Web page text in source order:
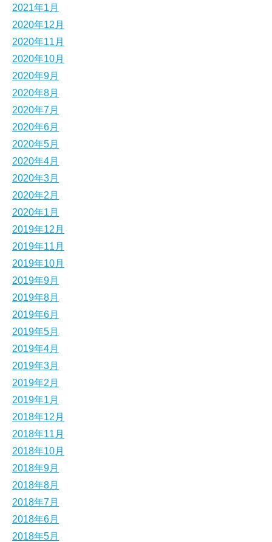
2021年1月
2020年12月
2020年11月
2020年10月
2020年9月
2020年8月
2020年7月
2020年6月
2020年5月
2020年4月
2020年3月
2020年2月
2020年1月
2019年12月
2019年11月
2019年10月
2019年9月
2019年8月
2019年6月
2019年5月
2019年4月
2019年3月
2019年2月
2019年1月
2018年12月
2018年11月
2018年10月
2018年9月
2018年8月
2018年7月
2018年6月
2018年5月